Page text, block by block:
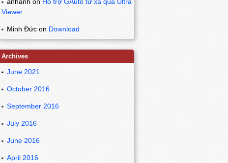
Viewer
Minh Đức on Download
Archives
June 2021
October 2016
September 2016
July 2016
June 2016
April 2016